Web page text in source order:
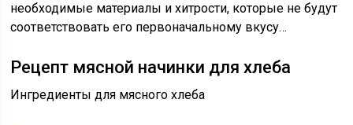
необходимые материалы и хитрости, которые не будут
соответствовать его первоначальному вкусу…
Рецепт мясной начинки для хлеба
Ингредиенты для мясного хлеба